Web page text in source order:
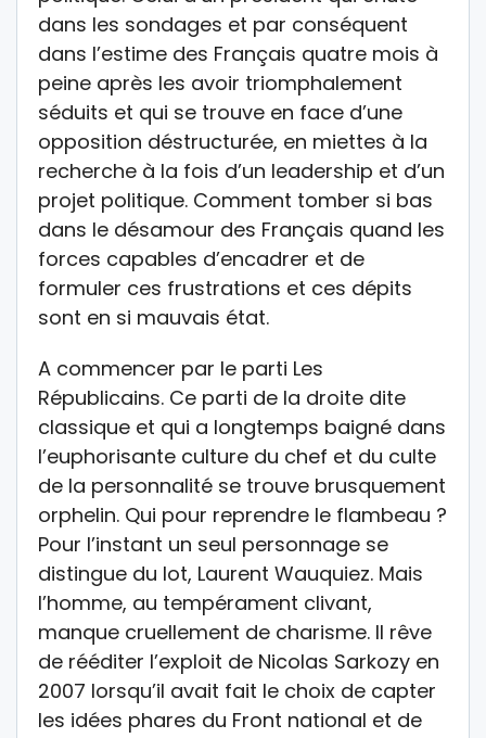
dans les sondages et par conséquent
dans l’estime des Français quatre mois à
peine après les avoir triomphalement
séduits et qui se trouve en face d’une
opposition déstructurée, en miettes à la
recherche à la fois d’un leadership et d’un
projet politique. Comment tomber si bas
dans le désamour des Français quand les
forces capables d’encadrer et de
formuler ces frustrations et ces dépits
sont en si mauvais état.
A commencer par le parti Les
Républicains. Ce parti de la droite dite
classique et qui a longtemps baigné dans
l’euphorisante culture du chef et du culte
de la personnalité se trouve brusquement
orphelin. Qui pour reprendre le flambeau ?
Pour l’instant un seul personnage se
distingue du lot, Laurent Wauquiez. Mais
l’homme, au tempérament clivant,
manque cruellement de charisme. Il rêve
de rééditer l’exploit de Nicolas Sarkozy en
2007 lorsqu’il avait fait le choix de capter
les idées phares du Front national et de